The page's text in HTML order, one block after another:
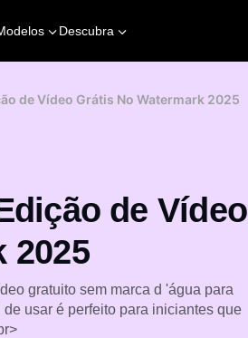
Descubra
de Vídeo Grátis No Watermark 2025
de Vídeo
2025
gratuito sem marca d 'água para
usar é perfeito para iniciantes que